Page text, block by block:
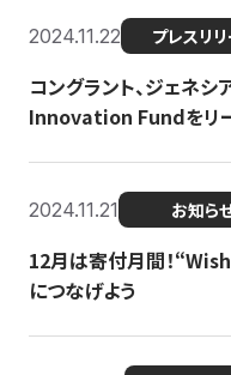
2024.11.22 プレスリ
コングラント、ジェネ
Innovation Fundをリ
2024.11.21 お知ら
12月は寄付月間！
につなげよう